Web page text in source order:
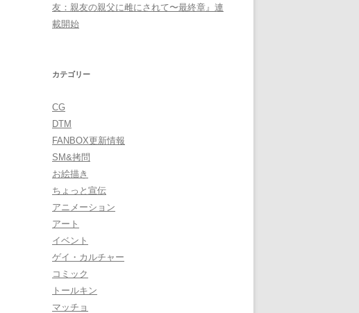
友：親友の親父に雌にされて〜最終章』連
載開始
カテゴリー
CG
DTM
FANBOX更新情報
SM&拷問
お絵描き
ちょっと宣伝
アニメーション
アート
イベント
ゲイ・カルチャー
コミック
トールキン
マッチョ